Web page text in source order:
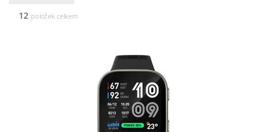
12 položek celkem